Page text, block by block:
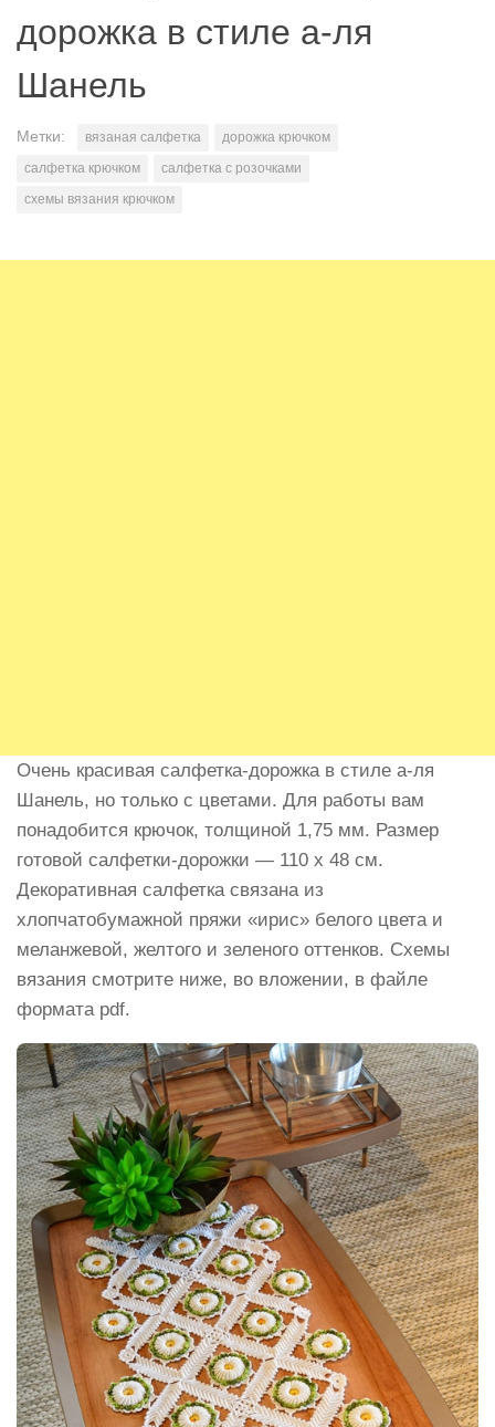
дорожка в стиле а-ля
Шанель
Метки: вязаная салфетка
дорожка крючком
салфетка крючком
салфетка с розочками
схемы вязания крючком
Очень красивая салфетка-дорожка в стиле а-ля
Шанель, но только с цветами. Для работы вам
понадобится крючок, толщиной 1,75 мм. Размер
готовой салфетки-дорожки — 110 х 48 см.
Декоративная салфетка связана из
хлопчатобумажной пряжи «ирис» белого цвета и
меланжевой, желтого и зеленого оттенков. Схемы
вязания смотрите ниже, во вложении, в файле
формата pdf.